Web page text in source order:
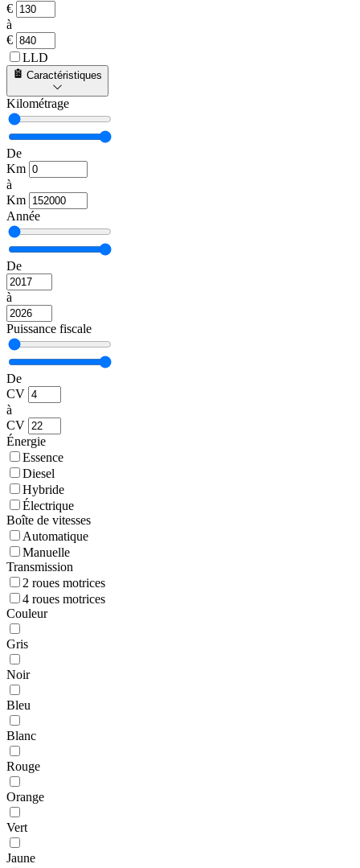
€
à
€
LLD
Caractéristiques
Kilométrage
De
Km
à
Km
Année
De
à
Puissance fiscale
De
CV
à
CV
Énergie
Essence
Diesel
Hybride
Électrique
Boîte de vitesses
Automatique
Manuelle
Transmission
2 roues motrices
4 roues motrices
Couleur
Gris
Noir
Bleu
Blanc
Rouge
Orange
Vert
Jaune